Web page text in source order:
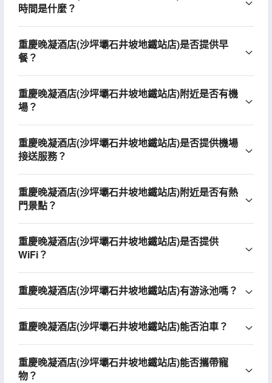
時間是什麼？
重慶晚凝酒店(沙坪壩石井坡地鐵站店)是否提供早
餐？
重慶晚凝酒店(沙坪壩石井坡地鐵站店)附近是否有機
場？
重慶晚凝酒店(沙坪壩石井坡地鐵站店)是否提供機場
接送服務？
重慶晚凝酒店(沙坪壩石井坡地鐵站店)附近是否有熱
門景點？
重慶晚凝酒店(沙坪壩石井坡地鐵站店)是否提供
WiFi？
重慶晚凝酒店(沙坪壩石井坡地鐵站店)有游泳池嗎？
重慶晚凝酒店(沙坪壩石井坡地鐵站店)能否泊車？
重慶晚凝酒店(沙坪壩石井坡地鐵站店)能否攜帶寵
物？